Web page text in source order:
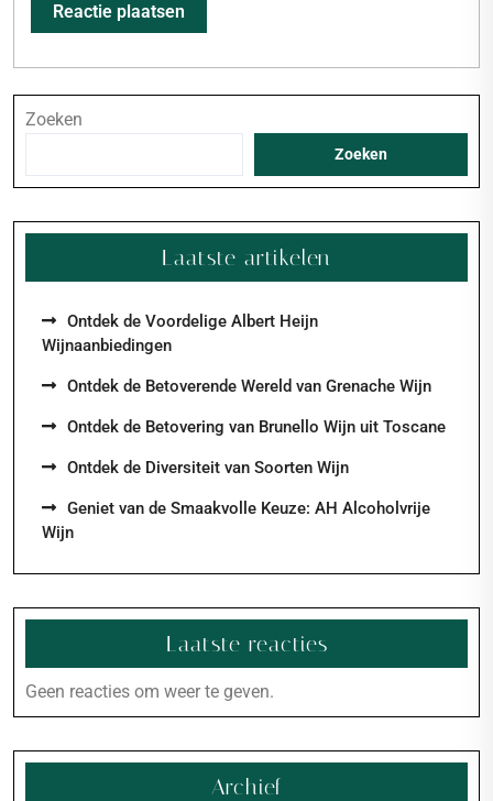
Zoeken
Zoeken
Laatste artikelen
Ontdek de Voordelige Albert Heijn
Wijnaanbiedingen
Ontdek de Betoverende Wereld van Grenache Wijn
Ontdek de Betovering van Brunello Wijn uit Toscane
Ontdek de Diversiteit van Soorten Wijn
Geniet van de Smaakvolle Keuze: AH Alcoholvrije
Wijn
Laatste reacties
Geen reacties om weer te geven.
Archief